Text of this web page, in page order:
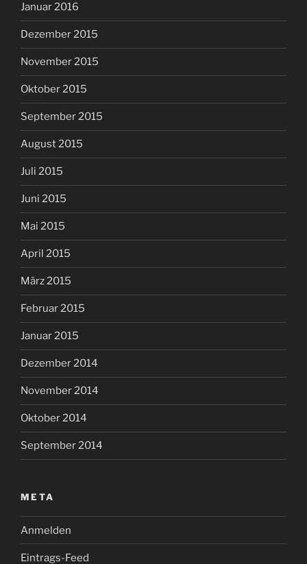
Januar 2016
Dezember 2015
November 2015
Oktober 2015
September 2015
August 2015
Juli 2015
Juni 2015
Mai 2015
April 2015
März 2015
Februar 2015
Januar 2015
Dezember 2014
November 2014
Oktober 2014
September 2014
META
Anmelden
Eintrags-Feed